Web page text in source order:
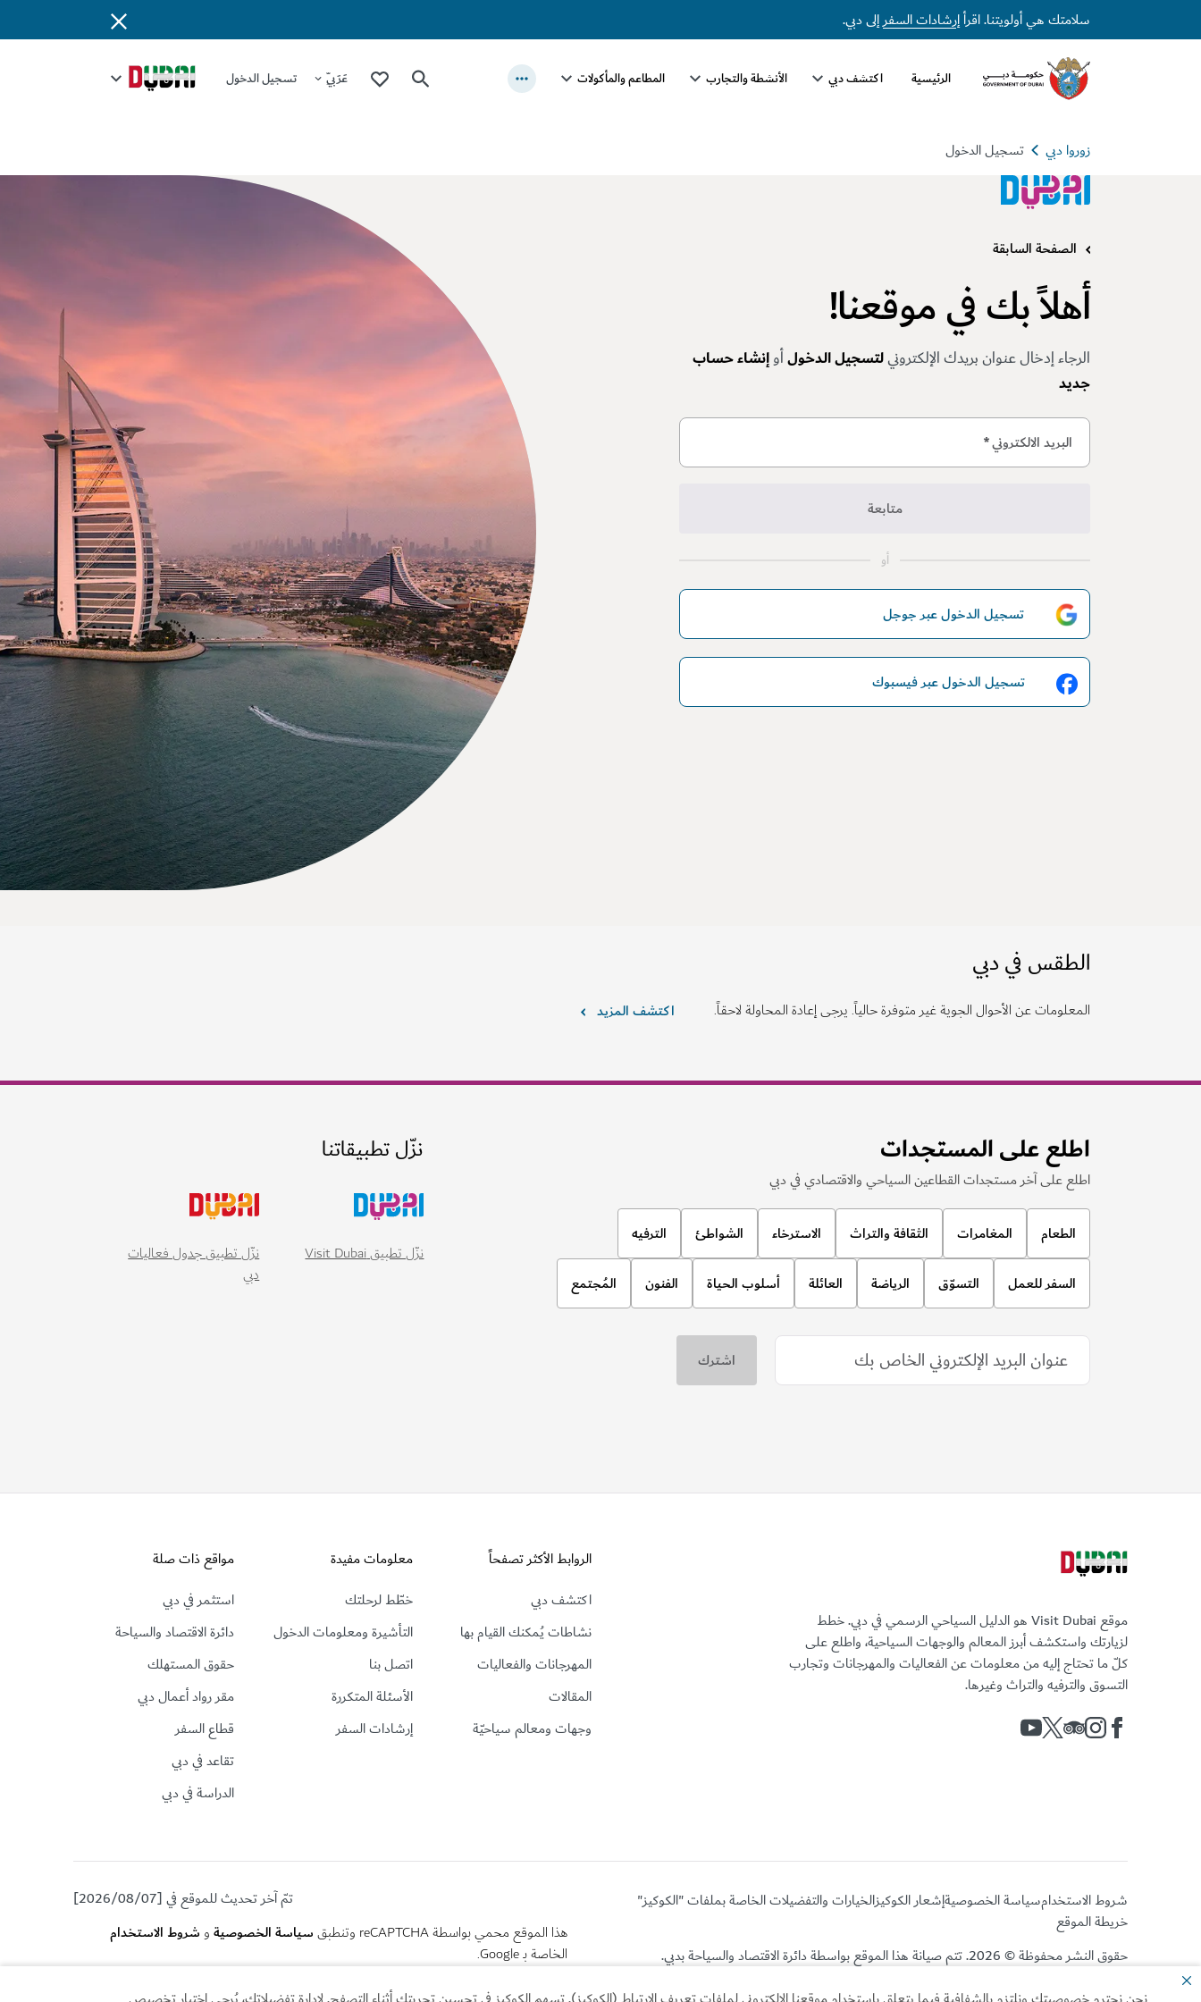
سلامتك هي أولويتنا. اقرأإرشادات السفرإلى دبي.
الرئيسية اكتشف دبي الأنشطة والتجارب المطاعم والمأكولات عَرَبِيّ تسجيل الدخول
زوروا دبي تسجيل الدخول
الصفحة السابقة
أهلاً بك في موقعنا!
الرجاء إدخال عنوان بريدك الإلكترونيلتسجيل الدخولأوإنشاء حساب
جديد
البريد الالكتروني*
متابعة
أو
تسجيل الدخول عبر جوجل
تسجيل الدخول عبر فيسبوك
الطقس في دبي
المعلومات عن الأحوال الجوية غير متوفرة حالياً. يرجى إعادة المحاولة لاحقاً. اكتشف المزيد
اطلع على المستجدات
اطلع على آخر مستجدات القطاعين السياحي والاقتصادي في دبي
الطعام المغامرات الثقافة والتراث الاسترخاء الشواطئ الترفيه
السفر للعمل التسوّق الرياضة العائلة أسلوب الحياة الفنون المُجتمع
نزّل تطبيقاتنا
نزّل تطبيق Visit Dubai
نزّل تطبيق جدول فعاليات
دبي
موقع Visit Dubai هو الدليل السياحي الرسمي في دبي. خطط
لزيارتك واستكشف أبرز المعالم والوجهات السياحية، واطلع على
كلّ ما تحتاج إليه من معلومات عن الفعاليات والمهرجانات وتجارب
التسوق والترفيه والتراث وغيرها.
الروابط الأكثر تصفحاً
اكتشف دبي
نشاطات يُمكنك القيام بها
المهرجانات والفعاليات
المقالات
وجهات ومعالم سياحيّة
معلومات مفيدة
خطّط لرحلتك
التأشيرة ومعلومات الدخول
اتصل بنا
الأسئلة المتكررة
إرشادات السفر
مواقع ذات صلة
استثمر في دبي
دائرة الاقتصاد والسياحة
حقوق المستهلك
مقر رواد أعمال دبي
قطاع السفر
تقاعد في دبي
الدراسة في دبي
شروط الاستخدامسياسة الخصوصيةإشعار الكوكيزالخيارات والتفضيلات الخاصة بملفات "الكوكيز"
خريطة الموقع
حقوق النشر محفوظة © 2026. تتم صيانة هذا الموقع بواسطة دائرة الاقتصاد والسياحة بدبي.
تمّ آخر تحديث للموقع في [2026/08/07]
هذا الموقع محمي بواسطة reCAPTCHA وتنطبق سياسة الخصوصية و شروط الاستخدام
الخاصة بـ Google.